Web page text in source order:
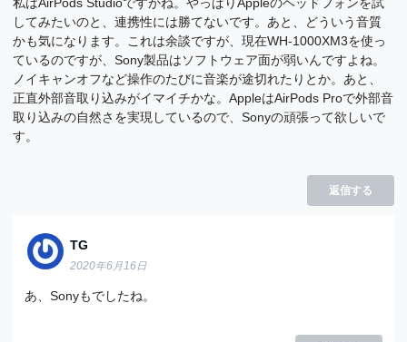
してみたいのと、連携性には勝てないです。あと、どういう音質
かも気になります。これは余談ですが、現在WH-1000XM3を使っ
ているのですが、Sony製品はソフトウェア面が弱いんですよね。
ノイキャンオフなど操作のたびに音楽が途切れたりとか。あと、
正直外部音取り込みがイマイチかな。AppleはAirPods Proで外部音
取り込みの自然さを実現しているので、Sonyの頑張って欲しいで
す。
返信する
TG
2020年6月16日
あ、Sonyもでしたね。